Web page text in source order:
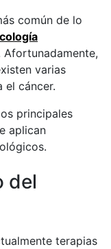
común de lo
Afortunadamente,
varias
el cáncer.
principales
aplican
del
terapias